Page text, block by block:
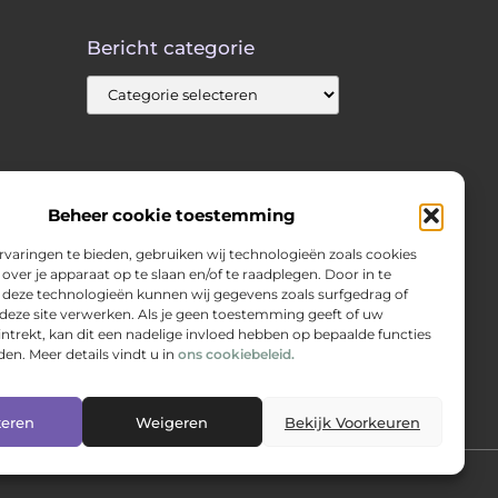
Beheer cookie toestemming
te bieden, gebruiken wij technologieën zoals cookies
je apparaat op te slaan en/of te raadplegen. Door in te
technologieën kunnen wij gegevens zoals surfgedrag of
site verwerken. Als je geen toestemming geeft of uw
kan dit een nadelige invloed hebben op bepaalde functies
Meer details vindt u in ons cookiebeleid.
Weigeren Bekijk Voorkeuren
Bericht categorie